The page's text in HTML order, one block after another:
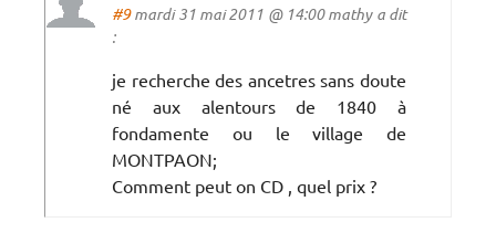
#9mardi 31 mai 2011 @ 14:00 mathy a dit
:
je recherche des ancetres sans doute
né aux alentours de 1840 à
fondamente ou le village de
MONTPAON;
Comment peut on CD , quel prix ?